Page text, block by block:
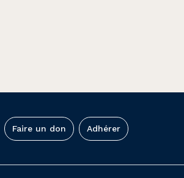
Faire un don Adhérer